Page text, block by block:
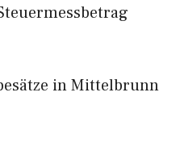
in Mittelbrunn